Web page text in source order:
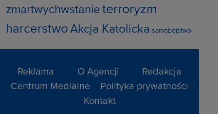
zmartwychwstanieterroryzm
harcerstwoAkcja Katolicka samobójstwo
Reklama O Agencji
Redakcja
Centrum Medialne
Polityka prywatności
Kontakt